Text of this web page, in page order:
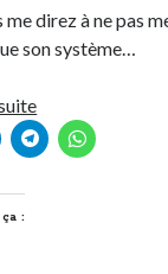
direz à ne pas
son système…
Et
si
vous
ça :